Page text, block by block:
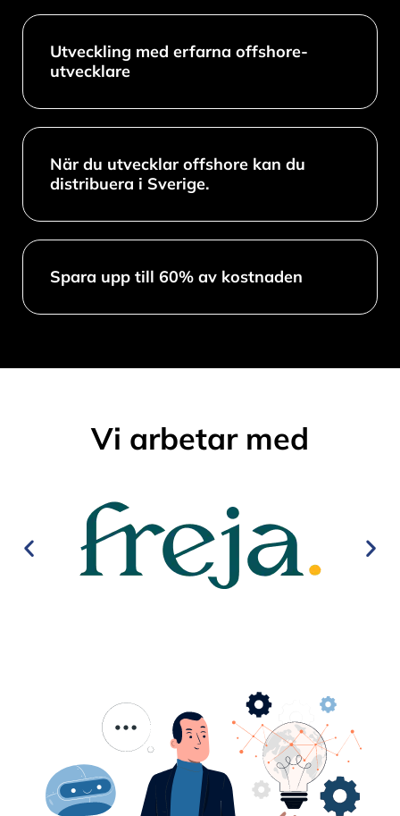
Utveckling med erfarna offshore-
utvecklare
När du utvecklar offshore kan du
distribuera i Sverige.
Spara upp till 60% av kostnaden
Vi arbetar med